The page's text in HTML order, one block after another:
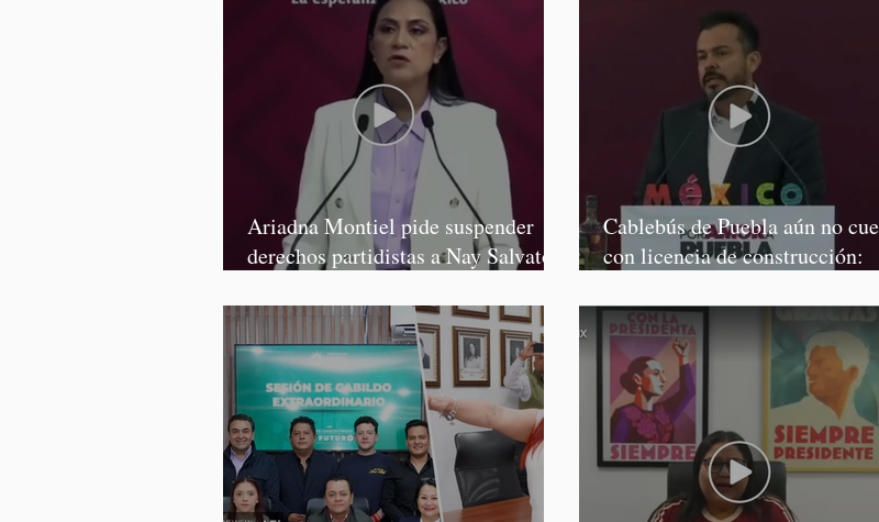
Ariadna Montiel pide suspender
derechos partidistas a Nay Salvatori
Cablebús de Puebla aún no
con licencia de construcción: